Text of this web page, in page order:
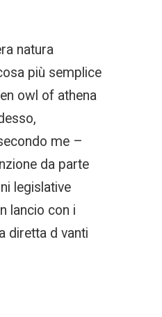
natura
più semplice
owl of athena
me –
da parte
legislative
lancio con i
diretta d vanti